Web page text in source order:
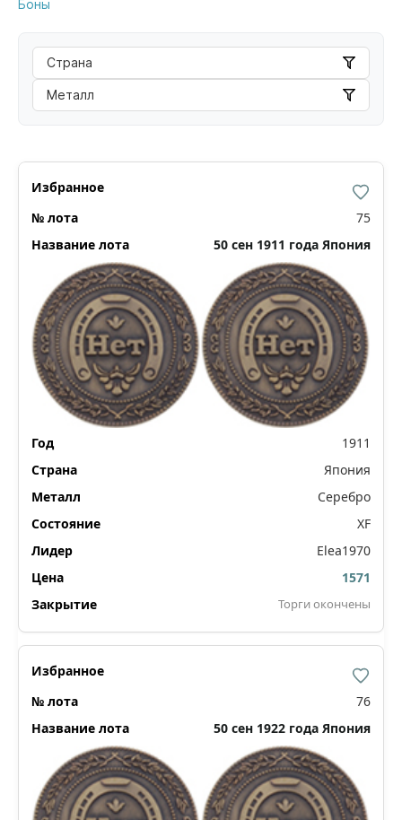
Боны
Страна
Металл
75
50 сен 1911 года Япония
1911
Япония
Серебро
XF
Elea1970
1571
Торги окончены
76
50 сен 1922 года Япония